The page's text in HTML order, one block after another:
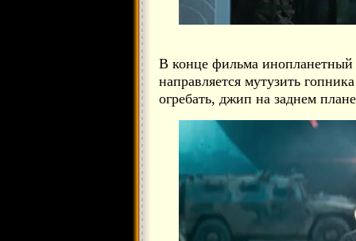
В конце фильма
направляется мутузить
огребать, джип на заднем